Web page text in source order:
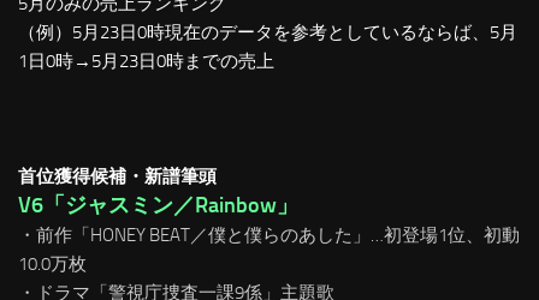
（例）5月23日0時現在のデータを参考としているならば、5月
1日0時→5月23日0時までの売上
首位獲得候補・新譜筆頭
V6「ジャスミン／Rainbow」
・前作「HONEY BEAT／僕と僕らのあした」…初登場1位、初動
10.0万枚
・ドラマ「警視庁捜査一課9係」主題歌